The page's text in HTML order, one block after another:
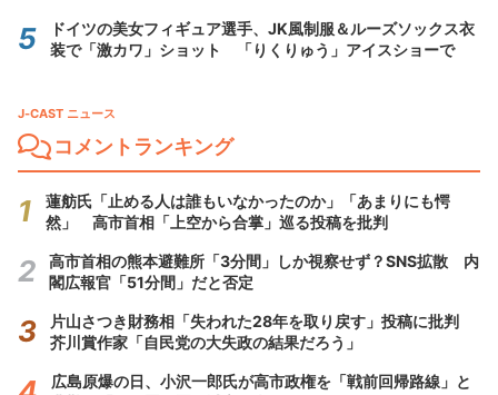
ドイツの美女フィギュア選手、JK風制服＆ルーズソックス衣
装で「激カワ」ショット 「りくりゅう」アイスショーで
J-CAST ニュース
コメントランキング
蓮舫氏「止める人は誰もいなかったのか」「あまりにも愕
然」 高市首相「上空から合掌」巡る投稿を批判
高市首相の熊本避難所「3分間」しか視察せず？SNS拡散 内
閣広報官「51分間」だと否定
片山さつき財務相「失われた28年を取り戻す」投稿に批判
芥川賞作家「自民党の大失政の結果だろう」
広島原爆の日、小沢一郎氏が高市政権を「戦前回帰路線」と